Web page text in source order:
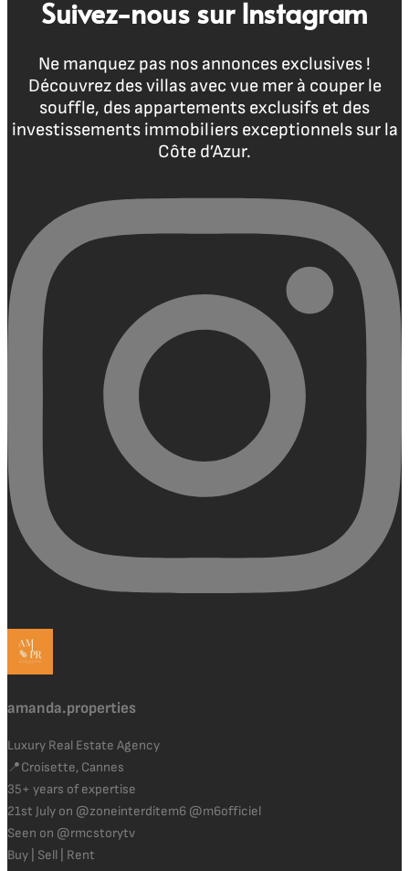
Suivez-nous sur Instagram
Ne manquez pas nos annonces exclusives !
Découvrez des villas avec vue mer à couper le
souffle, des appartements exclusifs et des
investissements immobiliers exceptionnels sur la
Côte d’Azur.
amanda.properties
Luxury Real Estate Agency
📍Croisette, Cannes
35+ years of expertise
21st July on @zoneinterditem6 @m6officiel
Seen on @rmcstorytv
Buy | Sell | Rent